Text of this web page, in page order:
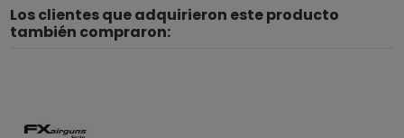
Los clientes que adquirieron este producto
también compraron: